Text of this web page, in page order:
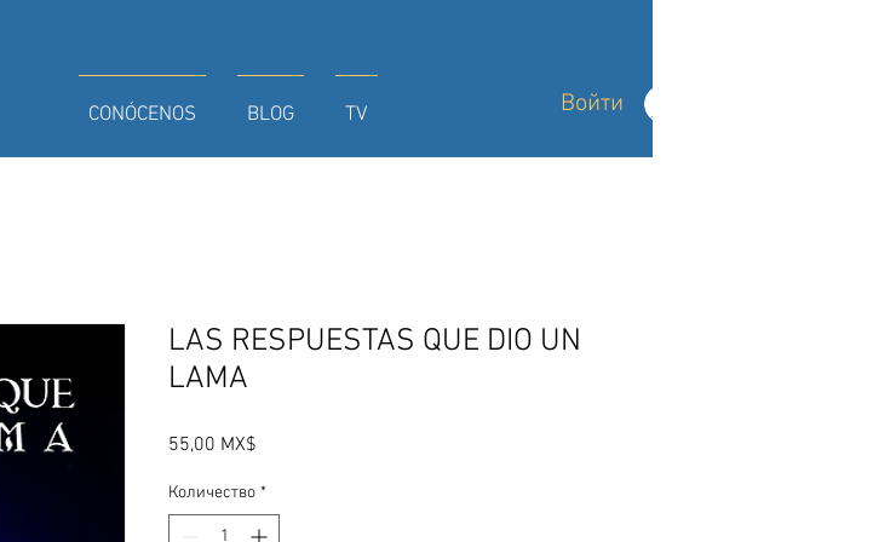
CONÓCENOS BLOG TV Войти
LAS RESPUESTAS QUE DIO UN
LAMA
55,00 MX$
Количество *